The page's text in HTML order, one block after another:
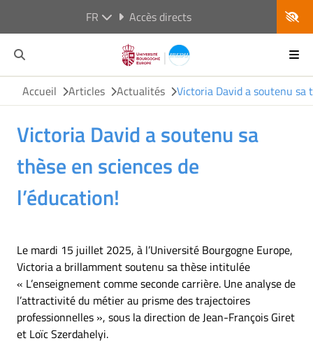
FR Accès directs
Accueil Articles Actualités Victoria David a soutenu sa
Victoria David a soutenu sa
thèse en sciences de
l’éducation!
Le mardi 15 juillet 2025, à l’Université Bourgogne Europe,
Victoria a brillamment soutenu sa thèse intitulée
« L’enseignement comme seconde carrière. Une analyse de
l’attractivité du métier au prisme des trajectoires
professionnelles », sous la direction de Jean-François Giret
et Loïc Szerdahelyi.